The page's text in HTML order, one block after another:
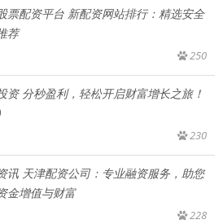
票配资平台 新配资网站排行：精选安全
荐
250
财富增长之旅！
230
讯 天津配资公司：专业融资服务，助您
金增值与财富
228